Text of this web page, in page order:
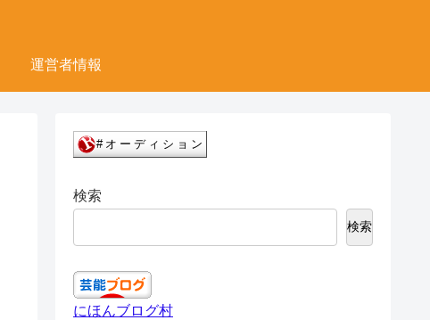
運営者情報
検索
検索
にほんブログ村